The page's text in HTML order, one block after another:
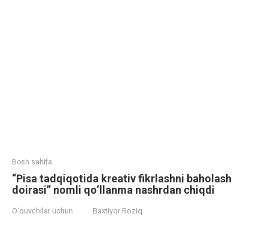
Bosh sahifa
“Pisa tadqiqotida kreativ fikrlashni baholash
doirasi” nomli qo‘llanma nashrdan chiqdi
O‘quvchilar uchun Baxtiyor Roziq